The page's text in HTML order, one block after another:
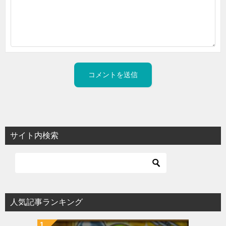
サイト内検索
人気記事ランキング